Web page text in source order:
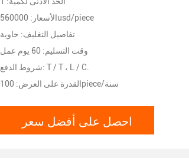
الأسعار: 560000usd/piece
تفاصيل التغليف: حاوية
وقت التسليم: 60 يوم عمل
شروط الدفع: T / T ، L / C.
القدرة على العرض: 100piece/سنة
احصل على أفضل سعر